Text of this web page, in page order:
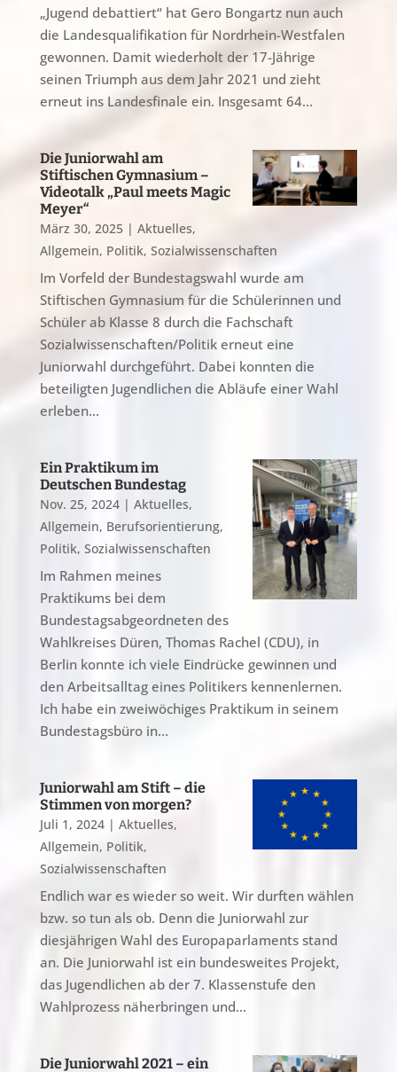
„Jugend debattiert“ hat Gero Bongartz nun auch
die Landesqualifikation für Nordrhein-Westfalen
gewonnen. Damit wiederholt der 17-Jährige
seinen Triumph aus dem Jahr 2021 und zieht
erneut ins Landesfinale ein. Insgesamt 64...
Die Juniorwahl am
Stiftischen Gymnasium –
Videotalk „Paul meets Magic
Meyer“
März 30, 2025| Aktuelles,
Allgemein, Politik, Sozialwissenschaften
Im Vorfeld der Bundestagswahl wurde am
Stiftischen Gymnasium für die Schülerinnen und
Schüler ab Klasse 8 durch die Fachschaft
Sozialwissenschaften/Politik erneut eine
Juniorwahl durchgeführt. Dabei konnten die
beteiligten Jugendlichen die Abläufe einer Wahl
erleben...
Ein Praktikum im
Deutschen Bundestag
Nov. 25, 2024| Aktuelles,
Allgemein, Berufsorientierung,
Politik, Sozialwissenschaften
Im Rahmen meines
Praktikums bei dem
Bundestagsabgeordneten des
Wahlkreises Düren, Thomas Rachel (CDU), in
Berlin konnte ich viele Eindrücke gewinnen und
den Arbeitsalltag eines Politikers kennenlernen.
Ich habe ein zweiwöchiges Praktikum in seinem
Bundestagsbüro in...
Juniorwahl am Stift – die
Stimmen von morgen?
Juli 1, 2024| Aktuelles,
Allgemein, Politik,
Sozialwissenschaften
Endlich war es wieder so weit. Wir durften wählen
bzw. so tun als ob. Denn die Juniorwahl zur
diesjährigen Wahl des Europaparlaments stand
an. Die Juniorwahl ist ein bundesweites Projekt,
das Jugendlichen ab der 7. Klassenstufe den
Wahlprozess näherbringen und...
Die Juniorwahl 2021 – ein